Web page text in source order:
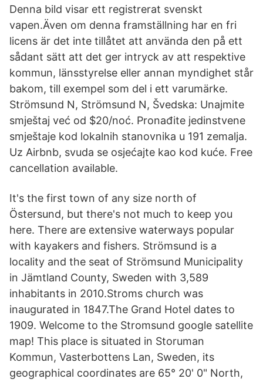
Denna bild visar ett registrerat svenskt
vapen.Även om denna framställning har en fri
licens är det inte tillåtet att använda den på ett
sådant sätt att det ger intryck av att respektive
kommun, länsstyrelse eller annan myndighet står
bakom, till exempel som del i ett varumärke.
Strömsund N, Strömsund N, Švedska: Unajmite
smještaj već od $20/noć. Pronađite jedinstvene
smještaje kod lokalnih stanovnika u 191 zemalja.
Uz Airbnb, svuda se osjećajte kao kod kuće. Free
cancellation available.
It's the first town of any size north of
Östersund, but there's not much to keep you
here. There are extensive waterways popular
with kayakers and fishers. Strömsund is a
locality and the seat of Strömsund Municipality
in Jämtland County, Sweden with 3,589
inhabitants in 2010.Stroms church was
inaugurated in 1847.The Grand Hotel dates to
1909. Welcome to the Stromsund google satellite
map! This place is situated in Storuman
Kommun, Vasterbottens Lan, Sweden, its
geographical coordinates are 65° 20' 0" North,